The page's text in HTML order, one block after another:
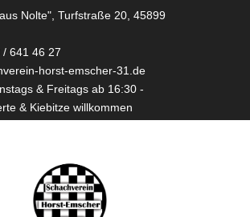
Nolte", Turfstraße 20, 45899
/ 641 46 27
horst-emscher-31.de
& Freitags ab 16:30 -
& Kiebitze willkommen